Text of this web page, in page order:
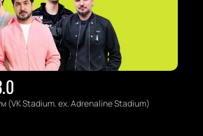
(VK Stadium. ex. Adrenaline Stadium)